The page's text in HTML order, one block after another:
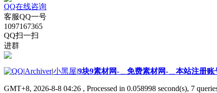
QQ在线咨询
客服QQ一号
1097167365
QQ扫一扫
进群
|Archiver|小黑屋|9块9素材网-＿免费素材网-＿本站注册账
GMT+8, 2026-8-8 04:26 , Processed in 0.058998 second(s), 7